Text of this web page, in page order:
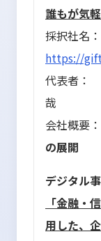
誰もが気
採択社名
https://
代表者：
哉
会社概要
の展開
デジタル
「金融・
用した、